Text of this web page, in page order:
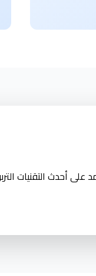
على أحدث التقنيات